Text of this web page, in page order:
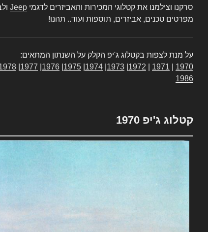
סרקנו וצילמנו את קטלוגי המכירות והאביזרים לדגמי Jeep
מפרטים טכנים, אביזרים, תוספות ועוד.. תהנו!
על מנת לצפות בקטלוג ג'יפ הקלק על השנתון המתאים:
1970
1971
1972
1973
1974
1975
1976
1977
1986
קטלוג ג'יפ 1970